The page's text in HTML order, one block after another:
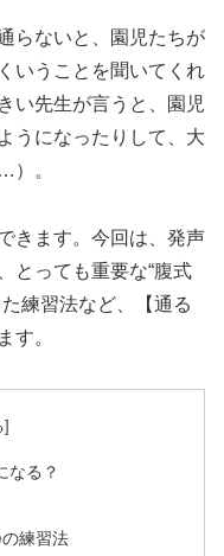
らないと、園児たちが
いうことを聞いてくれ
い先生が言うと、園児
うになったりして、大
）。
きます。今回は、発声
とっても重要な“腹式
練習法など、【通る
す。
なる？
練習法